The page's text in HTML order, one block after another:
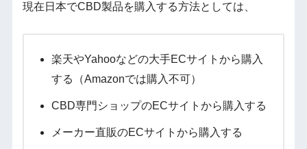
現在日本でCBD製品を購入する方法としては、
楽天やYahooなどの大手ECサイトから購入
する（Amazonでは購入不可）
CBD専門ショップのECサイトから購入する
メーカー直販のECサイトから購入する